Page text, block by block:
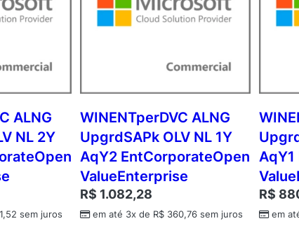
ALNG
NL 2Y
sem juros
WINENTperDVC ALNG
UpgrdSAPk OLV NL 1Y
AqY2 EntCorporateOpen
ValueEnterprise
R$ 1.082,28
em até 3x de R$ 360,76 sem juros
R$
em